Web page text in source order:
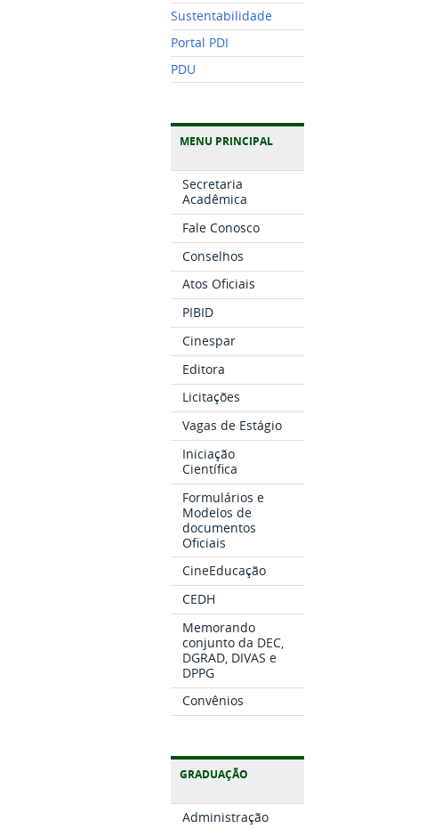
Sustentabilidade
Portal PDI
PDU
MENU PRINCIPAL
Secretaria
Acadêmica
Fale Conosco
Conselhos
Atos Oficiais
PIBID
Cinespar
Editora
Licitações
Vagas de Estágio
Iniciação
Científica
Formulários e
Modelos de
documentos
Oficiais
CineEducação
CEDH
Memorando
conjunto da DEC,
DGRAD, DIVAS e
DPPG
Convênios
GRADUAÇÃO
Administração